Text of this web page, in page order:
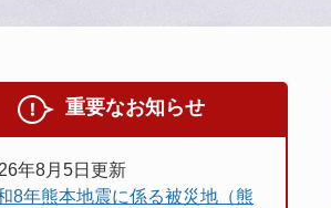
重要なお知らせ
年8月5日更新
8年熊本地震に係る被災地（熊